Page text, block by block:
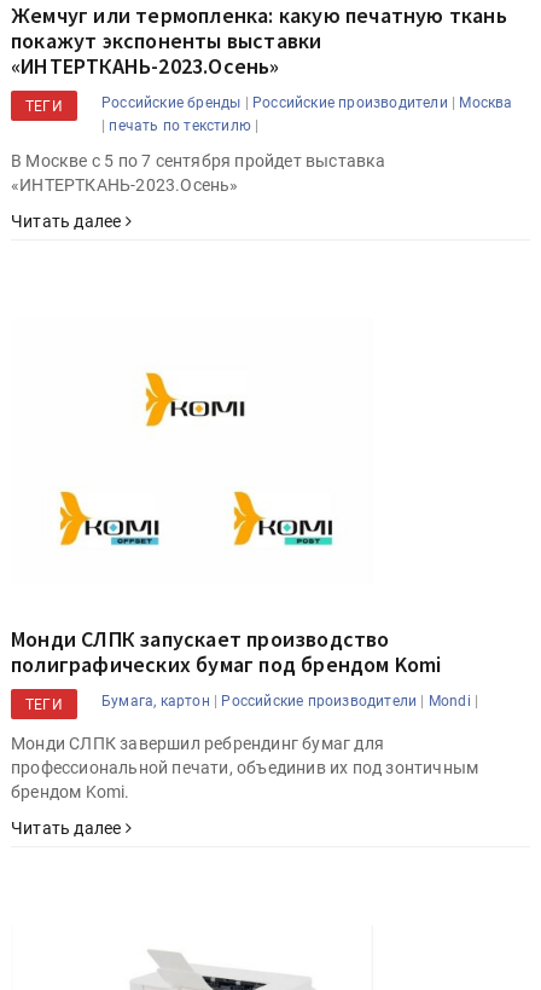
Жемчуг или термопленка: какую печатную ткань
покажут экспоненты выставки
«ИНТЕРТКАНЬ-2023.Осень»
ТЕГИ Российские бренды | Российские производители | Москва
| печать по текстилю |
В Москве с 5 по 7 сентября пройдет выставка
«ИНТЕРТКАНЬ-2023.Осень»
Читать далее
Монди СЛПК запускает производство
полиграфических бумаг под брендом Komi
ТЕГИ Бумага, картон | Российские производители | Mondi |
Монди СЛПК завершил ребрендинг бумаг для
профессиональной печати, объединив их под зонтичным
брендом Komi.
Читать далее